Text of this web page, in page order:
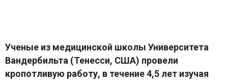
Ученые из медицинской школы Университета
Вандербильта (Тенесси, США) провели
кропотливую работу, в течение 4,5 лет изучая